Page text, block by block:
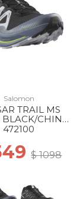
Salomon
TRAIL MS
BLACK/CHINA
ARCTIC ICE
472100
$ 1098